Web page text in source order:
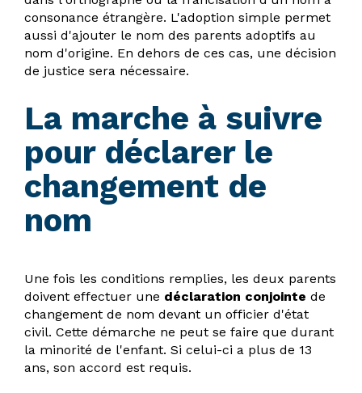
consonance étrangère. L'adoption simple permet
aussi d'ajouter le nom des parents adoptifs au
nom d'origine. En dehors de ces cas, une décision
de justice sera nécessaire.
La marche à suivre
pour déclarer le
changement de
nom
Une fois les conditions remplies, les deux parents
doivent effectuer une déclaration conjointe de
changement de nom devant un officier d'état
civil. Cette démarche ne peut se faire que durant
la minorité de l'enfant. Si celui-ci a plus de 13
ans, son accord est requis.